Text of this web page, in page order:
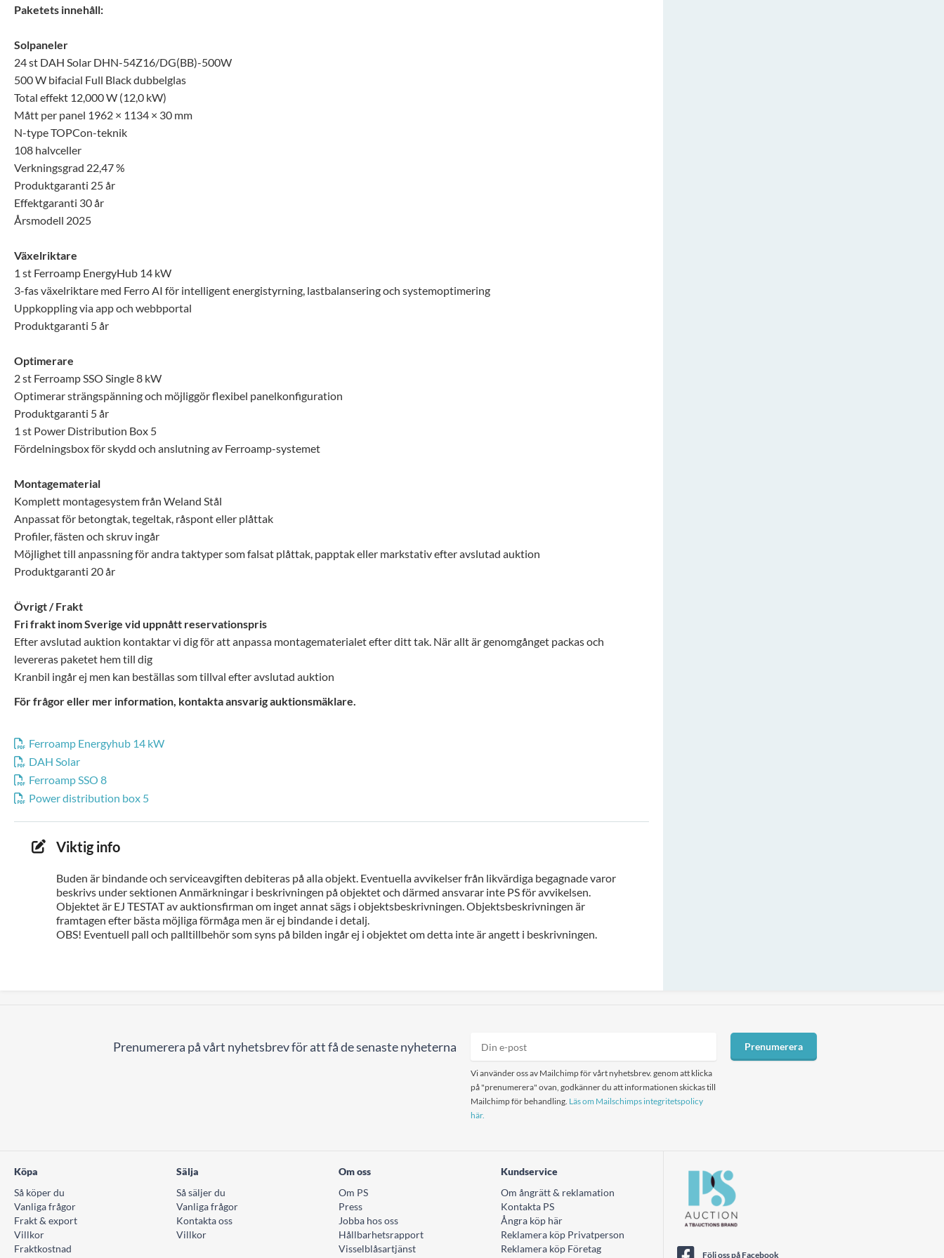
Paketets innehåll:
Solpaneler
24 st DAH Solar DHN-54Z16/DG(BB)-500W
500 W bifacial Full Black dubbelglas
Total effekt 12,000 W (12,0 kW)
Mått per panel 1962 × 1134 × 30 mm
N-type TOPCon-teknik
108 halvceller
Verkningsgrad 22,47 %
Produktgaranti 25 år
Effektgaranti 30 år
Årsmodell 2025
Växelriktare
1 st Ferroamp EnergyHub 14 kW
3-fas växelriktare med Ferro AI för intelligent energistyrning, lastbalansering och systemoptimering
Uppkoppling via app och webbportal
Produktgaranti 5 år
Optimerare
2 st Ferroamp SSO Single 8 kW
Optimerar strängspänning och möjliggör flexibel panelkonfiguration
Produktgaranti 5 år
1 st Power Distribution Box 5
Fördelningsbox för skydd och anslutning av Ferroamp-systemet
Montagematerial
Komplett montagesystem från Weland Stål
Anpassat för betongtak, tegeltak, råspont eller plåttak
Profiler, fästen och skruv ingår
Möjlighet till anpassning för andra taktyper som falsat plåttak, papptak eller markstativ efter avslutad auktion
Produktgaranti 20 år
Övrigt / Frakt
Fri frakt inom Sverige vid uppnått reservationspris
Efter avslutad auktion kontaktar vi dig för att anpassa montagematerialet efter ditt tak. När allt är genomgånget packas och
levereras paketet hem till dig
Kranbil ingår ej men kan beställas som tillval efter avslutad auktion
För frågor eller mer information, kontakta ansvarig auktionsmäklare.
Ferroamp Energyhub 14 kW
DAH Solar
Ferroamp SSO 8
Power distribution box 5
Viktig info
Buden är bindande och serviceavgiften debiteras på alla objekt. Eventuella avvikelser från likvärdiga begagnade varor
beskrivs under sektionen Anmärkningar i beskrivningen på objektet och därmed ansvarar inte PS för avvikelsen.
Objektet är EJ TESTAT av auktionsfirman om inget annat sägs i objektsbeskrivningen. Objektsbeskrivningen är
framtagen efter bästa möjliga förmåga men är ej bindande i detalj.
OBS! Eventuell pall och palltillbehör som syns på bilden ingår ej i objektet om detta inte är angett i beskrivningen.
Prenumerera på vårt nyhetsbrev för att få de senaste nyheterna
Vi använder oss av Mailchimp för vårt nyhetsbrev. genom att klicka
på "prenumerera" ovan, godkänner du att informationen skickas till
Mailchimp för behandling. Läs om Mailschimps integritetspolicy
här.
Prenumerera
Följ oss på Facebook
Köpa
Så köper du
Vanliga frågor
Frakt & export
Villkor
Fraktkostnad
Sälja
Så säljer du
Vanliga frågor
Kontakta oss
Villkor
Om oss
Om PS
Press
Jobba hos oss
Hållbarhetsrapport
Visselblåsartjänst
Kundservice
Om ångrätt & reklamation
Kontakta PS
Ångra köp här
Reklamera köp Privatperson
Reklamera köp Företag